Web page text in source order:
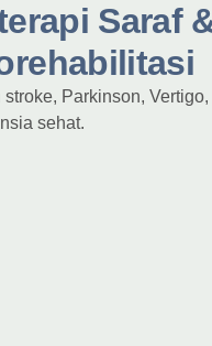
Saraf
Parkinson, Vertigo,
sehat.